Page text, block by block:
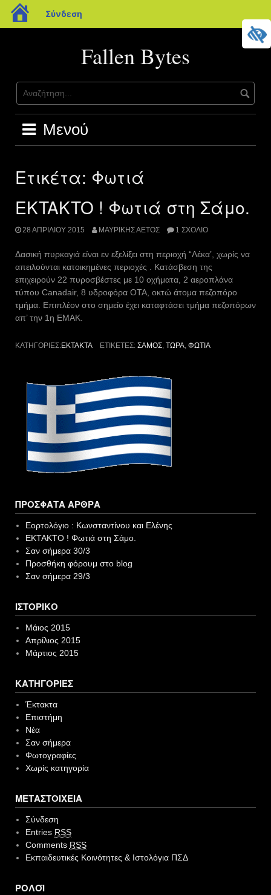
blogs.sch.gr
Σύνδεση
Fallen Bytes
Μενού
Ετικέτα: Φωτιά
EKTAKTO ! Φωτιά στη Σάμο.
28 ΑΠΡΙΛΊΟΥ 2015 ΜΑΥΡΊΚΗΣ ΑΕΤΌΣ 1 ΣΧΌΛΙΟ
Δασική πυρκαγιά είναι εν εξελίξει στη περιοχή “Λέκα’, χωρίς να
απειλούνται κατοικημένες περιοχές . Κατάσβεση της
επιχειρούν 22 πυροσβέστες με 10 οχήματα, 2 αεροπλάνα
τύπου Canadair, 8 υδροφόρα ΟΤΑ, οκτώ άτομα πεζοπόρο
τμήμα. Επιπλέον στο σημείο έχει καταφτάσει τμήμα πεζοπόρων
απ’ την 1η ΕΜΑΚ.
ΚΑΤΗΓΟΡΊΕΣ:ΈΚΤΑΚΤΑ ΕΤΙΚΈΤΕΣ: ΣΆΜΟΣ, ΤΏΡΑ, ΦΩΤΙΆ
ΠΡΌΣΦΑΤΑ ΆΡΘΡΑ
Εορτολόγιο : Κωνσταντίνου και Ελένης
EKTAKTO ! Φωτιά στη Σάμο.
Σαν σήμερα 30/3
Προσθήκη φόρουμ στο blog
Σαν σήμερα 29/3
ΙΣΤΟΡΙΚΌ
Μάιος 2015
Απρίλιος 2015
Μάρτιος 2015
KΑΤΗΓΟΡΊΕΣ
Έκτακτα
Επιστήμη
Νέα
Σαν σήμερα
Φωτογραφίες
Χωρίς κατηγορία
ΜΕΤΑΣΤΟΙΧΕΊΑ
Σύνδεση
Entries RSS
Comments RSS
Εκπαιδευτικές Κοινότητες & Ιστολόγια ΠΣΔ
ΡΟΛΌΙ